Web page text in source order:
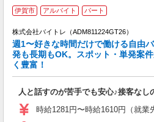
伊賀市 アルバイト パート
株式会社バイトレ（ADM811224GT26）
週1〜好きな時間だけで働ける自由
発も長期もOK。スポット・単発案
く豊富！
人と話すのが苦手でも安心♪接客なし
時給1281円〜時給1610円（就業